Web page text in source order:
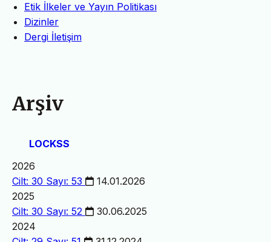
Etik İlkeler ve Yayın Politikası
Dizinler
Dergi İletişim
Arşiv
LOCKSS
2026
Cilt: 30 Sayı: 53
14.01.2026
2025
Cilt: 30 Sayı: 52
30.06.2025
2024